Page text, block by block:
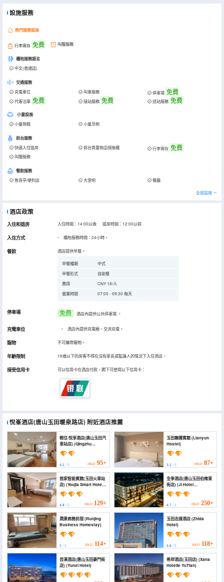
設施服務
熱門服務設施
行李寄存 免費 叫醒服務
櫃枱服務語言
中文(普通話)
交通服務
充電車位 叫車服務 停車場 免費
代客泊車 免費 接站服務 免費 送站服務 免費
小童設施
小童拖鞋 小童牙刷
前台服務
快速入住退房 前台貴重物品保險櫃 行李寄存 免費
叫醒服務
餐飲服務
售貨亭/便利店 大堂吧 餐廳
全部設施
酒店政策
入住和退房 入住時間：14:00以後 退房時間：12:00以前
入住方式 櫃枱服務時間：24小時。
餐飲 酒店提供早餐。
早餐種類
中式
早餐形式
自助餐
費用
CNY 18/人
營業時間
07:00 - 09:30 每天
停車場 免费 酒店內提供公共停車場 。
充電車位 • 酒店內提供充電樁，交流充電。
寵物 不可攜帶寵物。
年齡限制 18歲以下的房客不得在沒有家長或監護人的情況下入住酒店。
接受信用卡 可以信用卡在酒店付款，閣下可使用以下信用卡：
悅峯酒店(唐山玉田暖泉路店) 附近酒店推薦
輕住·悅享酒店(唐山玉田汽
車站店) (Qingzhu
Yuexiang Hotel
(Tangshan Yutian Bus
4.5 / 5 HKD 95+
玉田聯運賓館 (Lianyun
Hostel)
3.5/ 5 HKD 87+
悠家智能賓館(玉田火車站
店) (Youjia Smart Hotel
(Yutian Railway
Station))
4.8 / 5 HKD 129+
全季酒店(唐山玉田伯雍東
街店) (JI Hotel
(Tangshan Yutian
Boyong East Street))
4.7/ 5 HKD 250+
潤景商務民宿 (Runjing
Business Homestay)
5 / 5 HKD 114+
玉田志達酒店 (Zhida
Hotel)
4.6/ 5 HKD 118+
芸溪酒店(唐山玉田豪門街
店) (Yunxi Hotel)
希岸酒店(玉田店) (Xana
Hotelle YuTian)